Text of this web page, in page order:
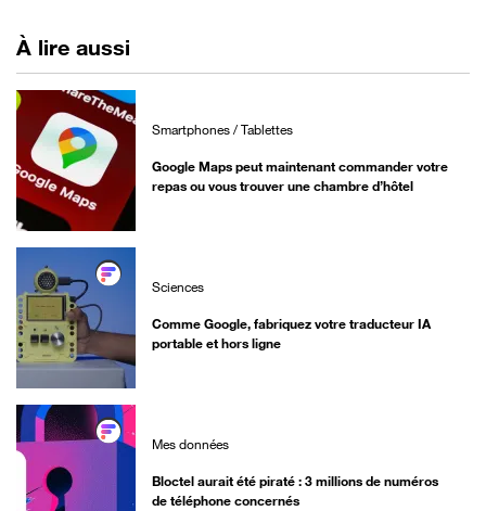
À lire aussi
Smartphones / Tablettes
Google Maps peut maintenant commander votre
repas ou vous trouver une chambre d’hôtel
Sciences
Comme Google, fabriquez votre traducteur IA
portable et hors ligne
Mes données
Bloctel aurait été piraté : 3 millions de numéros
de téléphone concernés